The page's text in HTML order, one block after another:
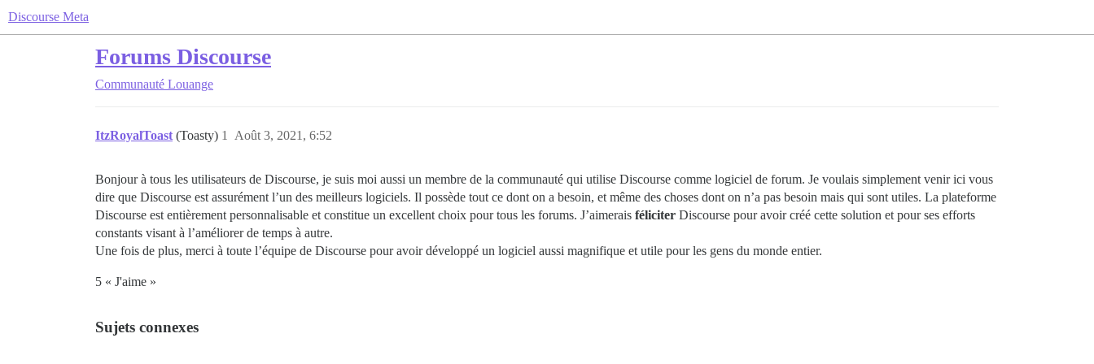
Discourse Meta
Forums Discourse
Communauté Louange
ItzRoyalToast (Toasty) Août 3, 2021, 6:52
1
Bonjour à tous les utilisateurs de Discourse, je suis moi aussi un membre de la communauté qui utilise Discourse comme logiciel de forum. Je voulais simplement venir ici vous
dire que Discourse est assurément l’un des meilleurs logiciels. Il possède tout ce dont on a besoin, et même des choses dont on n’a pas besoin mais qui sont utiles. La plateforme
Discourse est entièrement personnalisable et constitue un excellent choix pour tous les forums. J’aimerais féliciter Discourse pour avoir créé cette solution et pour ses efforts
constants visant à l’améliorer de temps à autre.
Une fois de plus, merci à toute l’équipe de Discourse pour avoir développé un logiciel aussi magnifique et utile pour les gens du monde entier.
5 « J'aime »
Sujets connexes